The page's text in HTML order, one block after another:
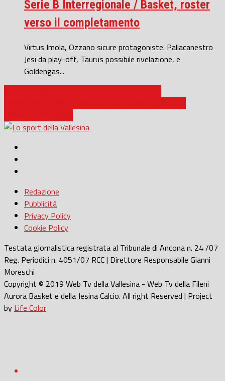
Serie B Interregionale / Basket, roster
verso il completamento
Virtus Imola, Ozzano sicure protagoniste. Pallacanestro
Jesi da play-off, Taurus possibile rivelazione, e
Goldengas...
Redazione
Pubblicità
Privacy Policy
Cookie Policy
Testata giornalistica registrata al Tribunale di Ancona n. 24 /07
Reg. Periodici n. 4051/07 RCC | Direttore Responsabile Gianni
Moreschi
Copyright © 2019 Web Tv della Vallesina - Web Tv della Fileni
Aurora Basket e della Jesina Calcio. All right Reserved | Project
by Life Color